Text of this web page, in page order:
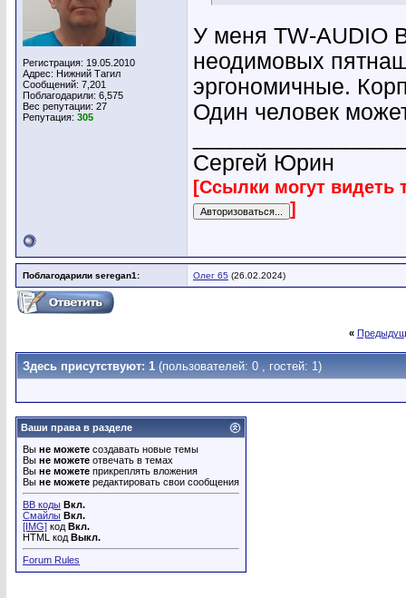
Регистрация: 19.05.2010
Адрес: Нижний Тагил
Сообщений: 7,201
Поблагодарили: 6,575
Вес репутации: 27
Репутация: 305
У меня TW-AUDIO
неодимовых
эргономичные.
Один человек
Сергей Юрин
[Ссылки могут видеть
]
Поблагодарили seregan1: Олег 65 (26.02.2024)
«
Здесь присутствуют: 1 (пользователей: 0 , гостей: 1)
Ваши права в разделе
Вы не можете создавать новые темы
Вы не можете отвечать в темах
Вы не можете прикреплять вложения
Вы не можете редактировать свои сообщения
BB коды Вкл.
Смайлы Вкл.
[IMG] код Вкл.
HTML код Выкл.
Forum Rules